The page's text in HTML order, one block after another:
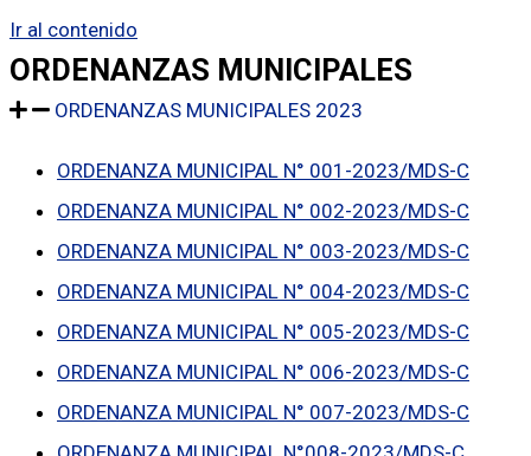
Ir al contenido
ORDENANZAS MUNICIPALES
ORDENANZAS MUNICIPALES 2023
ORDENANZA MUNICIPAL N° 001-2023/MDS-C
ORDENANZA MUNICIPAL N° 002-2023/MDS-C
ORDENANZA MUNICIPAL N° 003-2023/MDS-C
ORDENANZA MUNICIPAL N° 004-2023/MDS-C
ORDENANZA MUNICIPAL N° 005-2023/MDS-C
ORDENANZA MUNICIPAL N° 006-2023/MDS-C
ORDENANZA MUNICIPAL N° 007-2023/MDS-C